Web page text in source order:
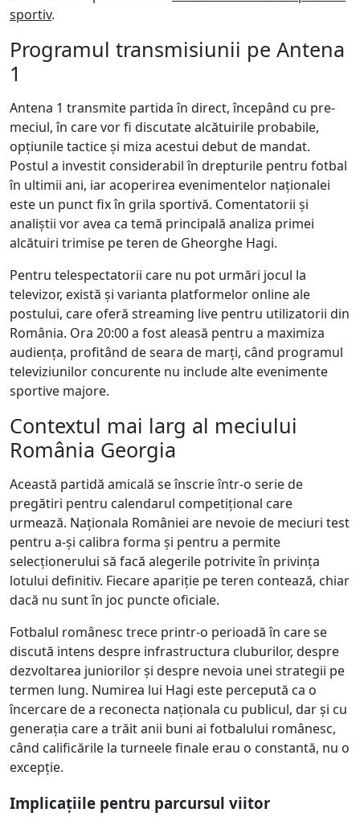
sportiv.
Programul transmisiunii pe Antena
1
Antena 1 transmite partida în direct, începând cu pre-
meciul, în care vor fi discutate alcătuirile probabile,
opțiunile tactice și miza acestui debut de mandat.
Postul a investit considerabil în drepturile pentru fotbal
în ultimii ani, iar acoperirea evenimentelor naționalei
este un punct fix în grila sportivă. Comentatorii și
analiștii vor avea ca temă principală analiza primei
alcătuiri trimise pe teren de Gheorghe Hagi.
Pentru telespectatorii care nu pot urmări jocul la
televizor, există și varianta platformelor online ale
postului, care oferă streaming live pentru utilizatorii din
România. Ora 20:00 a fost aleasă pentru a maximiza
audiența, profitând de seara de marți, când programul
televiziunilor concurente nu include alte evenimente
sportive majore.
Contextul mai larg al meciului
România Georgia
Această partidă amicală se înscrie într-o serie de
pregătiri pentru calendarul competițional care
urmează. Naționala României are nevoie de meciuri test
pentru a-și calibra forma și pentru a permite
selecționerului să facă alegerile potrivite în privința
lotului definitiv. Fiecare apariție pe teren contează, chiar
dacă nu sunt în joc puncte oficiale.
Fotbalul românesc trece printr-o perioadă în care se
discută intens despre infrastructura cluburilor, despre
dezvoltarea juniorilor și despre nevoia unei strategii pe
termen lung. Numirea lui Hagi este percepută ca o
încercare de a reconecta naționala cu publicul, dar și cu
generația care a trăit anii buni ai fotbalului românesc,
când calificările la turneele finale erau o constantă, nu o
excepție.
Implicațiile pentru parcursul viitor